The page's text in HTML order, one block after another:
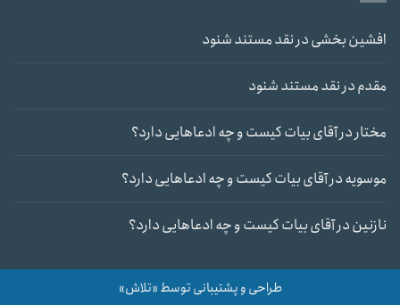
افشین بخشیدرنقد مستند شنود
مقدمدرنقد مستند شنود
مختاردرآقای بیات کیست و چه ادعاهایی دارد؟
موسویهدرآقای بیات کیست و چه ادعاهایی دارد؟
نازنیندرآقای بیات کیست و چه ادعاهایی دارد؟
طراحی و پشتیبانی توسط «تلاش»